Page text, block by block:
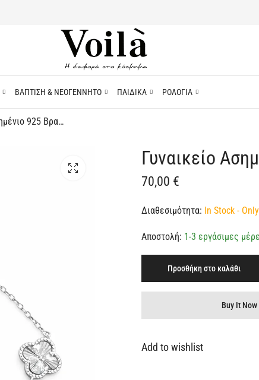
ΒΑΠΤΙΣΗ & ΝΕΟΓΕΝΝΗΤΟ ΠΑΙΔΙΚΑ ΡΟΛΟΓΙΑ
Γυναικείο Ασημένιο 925 Βραχιόλι με 3 Μοτίφ
Γυναικείο
70,00 €
Διαθεσιμότητα: In Stock -
Αποστολή: 1-3 εργάσιμες
Προσθήκη στο καλάθι
Buy It Now
Add to wishlist